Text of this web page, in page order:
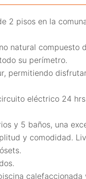
2 pisos en la
natural compuesto
su perímetro.
permitiendo
eléctrico 24
y 5 baños, una
y comodidad.